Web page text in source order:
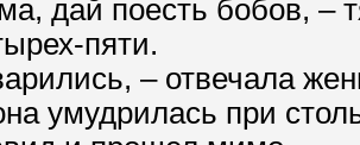
дай поесть бобов, –
пяти.
– отвечала
умудрилась при